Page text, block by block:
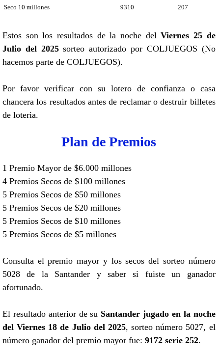
Seco 10 millones 9310 207
Estos son los resultados de la noche delViernes 25 de
Julio del 2025sorteo autorizado por COLJUEGOS (No
hacemos parte de COLJUEGOS).
Por favor verificar con su lotero de confianza o casa
chancera los resultados antes de reclamar o destruir billetes
de loteria.
Plan de Premios
1 Premio Mayor de $6.000 millones
4 Premios Secos de $100 millones
5 Premios Secos de $50 millones
5 Premios Secos de $20 millones
5 Premios Secos de $10 millones
5 Premios Secos de $5 millones
Consulta el premio mayor y los secos del sorteo número
5028 de la Santander y saber si fuiste un ganador
afortunado.
El resultado anterior de su Santander jugado en la noche
del Viernes 18 de Julio del 2025, sorteo número 5027, el
número ganador del premio mayor fue: 9172 serie 252.